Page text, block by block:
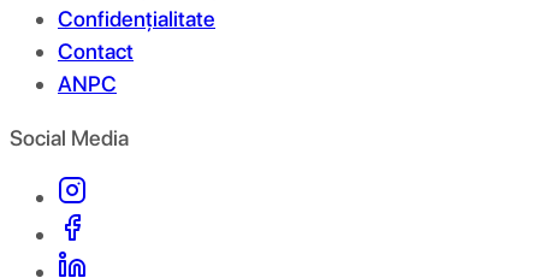
Confidențialitate
Contact
ANPC
Social Media